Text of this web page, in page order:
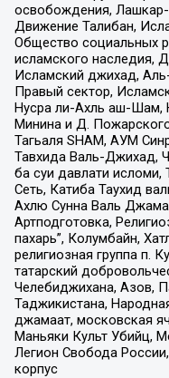
освобождения,
Движение Талибан,
Общество социальных
исламского наследия,
Исламский джихад,
Правый сектор,
Нусра ли-Ахль аш-Шам,
Минина и Д.
Тагьаля SHAM, АУМ
Тавхида Валь-Джихад,
ба суи давлати исломи,
Сеть, Катиба Таухид
Ахлю Сунна Валь
Артподготовка,
пахарь”, Колумбайн,
религиозная группа п.
татарский
Челебиджихана, Азов,
Таджикистана,
джамаат, московская
Маньяки Культ Убийц,
Легион Свобода
корпус